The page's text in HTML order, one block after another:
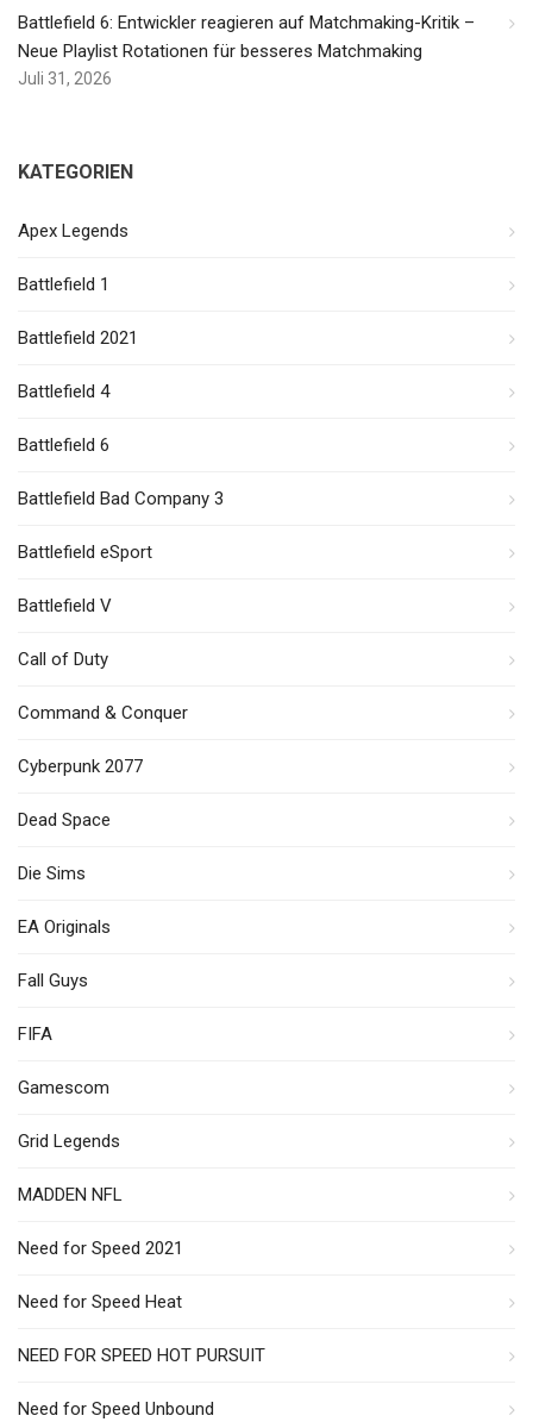
Battlefield 6: Entwickler reagieren auf Matchmaking-Kritik –
Neue Playlist Rotationen für besseres Matchmaking
Juli 31, 2026
KATEGORIEN
Apex Legends
Battlefield 1
Battlefield 2021
Battlefield 4
Battlefield 6
Battlefield Bad Company 3
Battlefield eSport
Battlefield V
Call of Duty
Command & Conquer
Cyberpunk 2077
Dead Space
Die Sims
EA Originals
Fall Guys
FIFA
Gamescom
Grid Legends
MADDEN NFL
Need for Speed 2021
Need for Speed Heat
NEED FOR SPEED HOT PURSUIT
Need for Speed Unbound